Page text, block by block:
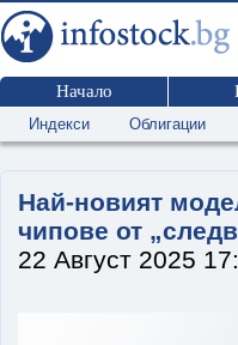
Начало
Индекси Облигации
Най-новият
чипове от
22 Август 2025